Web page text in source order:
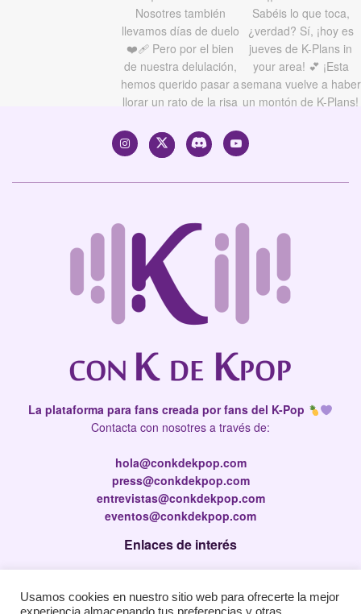
La plataforma para fans creada por fans del K-Pop
Contacta con nosotres a través de:
hola@conkdekpop.com
press@conkdekpop.com
entrevistas@conkdekpop.com
eventos@conkdekpop.com
Enlaces de interés
Política de privacidad
Usamos cookies en nuestro sitio web para ofrecerte la mejor